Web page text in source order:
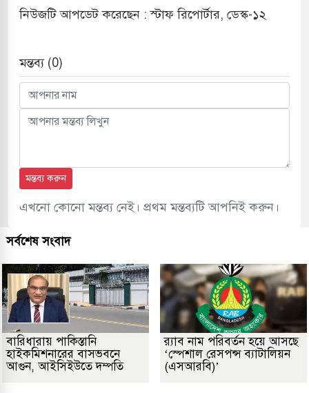
নিউজটি আপডেট করেছেন : স্টাফ রিপোর্টার, ডেস্ক-১২
মন্তব্য (0)
মন্তব্য করুন
এখনো কোনো মন্তব্য নেই। প্রথম মন্তব্যটি আপনিই করুন।
সর্বশেষ সংবাদ
বারিধারায় পাকিস্তানি
হাইকমিশনারের বাসভবনে
আগুন, আইসিইউতে দম্পতি
র‌্যাব নাম পরিবর্তন হয়ে আসছে
‘স্পেশাল রেসপন্স ব্যাটালিয়ন
(এসআরবি)’